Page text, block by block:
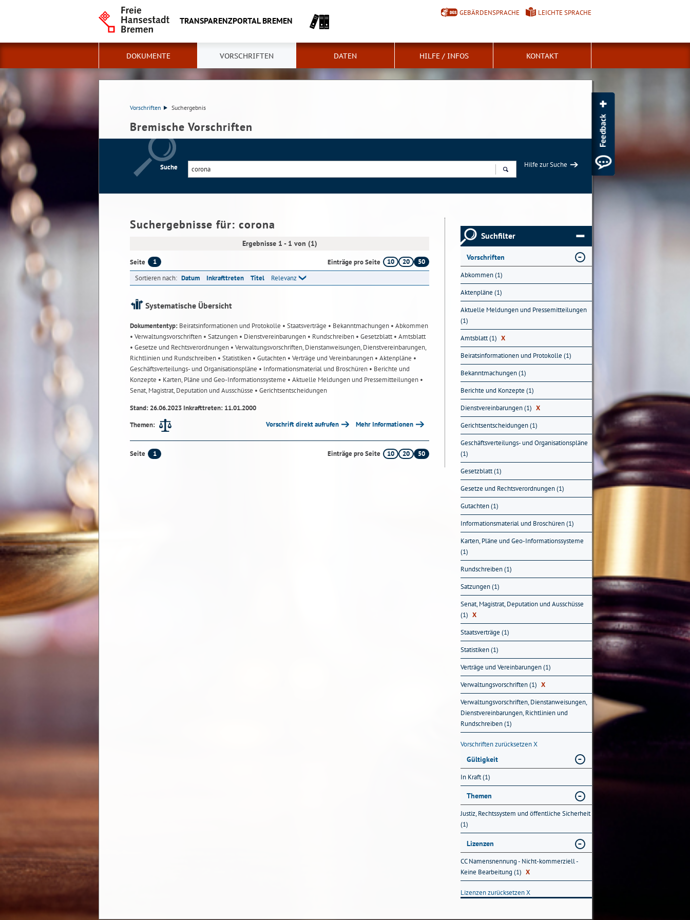
TRANSPARENZPORTAL BREMEN
GEBÄRDENSPRACHE LEICHTE SPRACHE
DOKUMENTE VORSCHRIFTEN DATEN HILFE / INFOS KONTAKT
Vorschriften Suchergebnis
Bremische Vorschriften
Suche
Hilfe zur Suche
Suchergebnisse für: corona
Ergebnisse 1 - 1 von (1)
Seite 1 Einträge pro Seite 10 20
50
Sortieren nach: Datum Inkrafttreten Titel Relevanz
Systematische Übersicht
Dokumententyp: Beiratsinformationen und Protokolle • Staatsverträge • Bekanntmachungen • Abkommen
• Verwaltungsvorschriften • Satzungen • Dienstvereinbarungen • Rundschreiben • Gesetzblatt• Amtsblatt
• Gesetze und Rechtsverordnungen • Verwaltungsvorschriften, Dienstanweisungen, Dienstvereinbarungen,
Richtlinien und Rundschreiben • Statistiken • Gutachten • Verträge und Vereinbarungen • Aktenpläne •
Geschäftsverteilungs- und Organisationspläne • Informationsmaterial und Broschüren • Berichte und
Konzepte • Karten, Pläne und Geo-Informationssysteme • Aktuelle Meldungen und Pressemitteilungen •
Senat, Magistrat, Deputation und Ausschüsse • Gerichtsentscheidungen
Stand: 26.06.2023 Inkrafttreten: 11.01.2000
Themen:
Vorschrift direkt aufrufen Mehr Informationen
Seite 1 Einträge pro Seite 10 20 50
Suchfilter
Vorschriften
Abkommen (1)
Aktenpläne (1)
Aktuelle Meldungen und Pressemitteilungen
(1)
Amtsblatt (1) X
Beiratsinformationen und Protokolle (1)
Bekanntmachungen (1)
Berichte und Konzepte (1)
Dienstvereinbarungen (1) X
Gerichtsentscheidungen (1)
Geschäftsverteilungs- und Organisationspläne
(1)
Gesetzblatt (1)
Gesetze und Rechtsverordnungen (1)
Gutachten (1)
Informationsmaterial und Broschüren (1)
Karten, Pläne und Geo-Informationssysteme
(1)
Rundschreiben (1)
Satzungen (1)
Senat, Magistrat, Deputation und Ausschüsse
(1) X
Staatsverträge (1)
Statistiken (1)
Verträge und Vereinbarungen (1)
Verwaltungsvorschriften (1) X
Verwaltungsvorschriften, Dienstanweisungen,
Dienstvereinbarungen, Richtlinien und
Rundschreiben (1)
Vorschriften zurücksetzenX
Gültigkeit
In Kraft (1)
Themen
Justiz, Rechtssystem und öffentliche Sicherheit
(1)
Lizenzen
CC Namensnennung - Nicht-kommerziell -
Keine Bearbeitung (1) X
Lizenzen zurücksetzenX